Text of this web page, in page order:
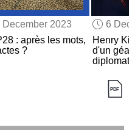
December 2023
: après les mots,
?
6
Henry
d'un